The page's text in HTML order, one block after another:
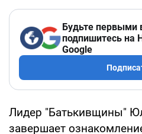
Будьте первыми
подпишитесь на
Google
Лидер "Батькивщины"
завершает